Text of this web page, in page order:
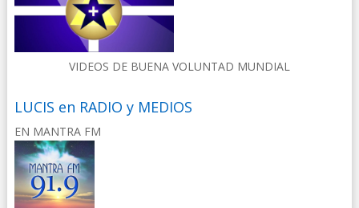
VIDEOS DE BUENA VOLUNTAD MUNDIAL
LUCIS en RADIO y MEDIOS
EN MANTRA FM